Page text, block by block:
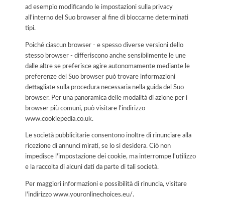
ad esempio modificando le impostazioni sulla privacy
all'interno del Suo browser al fine di bloccarne determinati
tipi.
Poiché ciascun browser - e spesso diverse versioni dello
stesso browser - differiscono anche sensibilmente le une
dalle altre se preferisce agire autonomamente mediante le
preferenze del Suo browser può trovare informazioni
dettagliate sulla procedura necessaria nella guida del Suo
browser. Per una panoramica delle modalità di azione per i
browser più comuni, può visitare l'indirizzo
www.cookiepedia.co.uk.
Le società pubblicitarie consentono inoltre di rinunciare alla
ricezione di annunci mirati, se lo si desidera. Ciò non
impedisce l'impostazione dei cookie, ma interrompe l'utilizzo
e la raccolta di alcuni dati da parte di tali società.
Per maggiori informazioni e possibilità di rinuncia, visitare
l'indirizzo www.youronlinechoices.eu/.